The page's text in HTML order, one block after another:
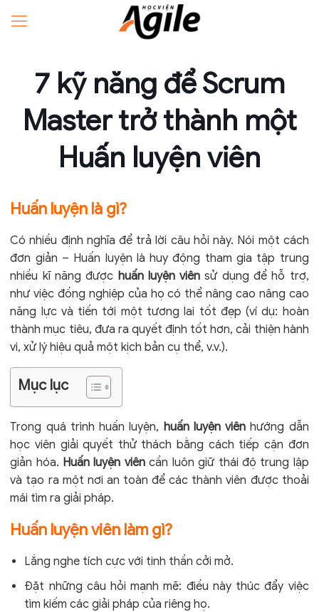
7 kỹ năng để Scrum
Master trở thành một
Huấn luyện viên
Huấn luyện là gì?
Có nhiều định nghĩa để trả lời câu hỏi này. Nói một cách
đơn giản – Huấn luyện là huy động tham gia tập trung
nhiều kĩ năng được huấn luyện viên sử dụng để hỗ trợ,
như việc đồng nghiệp của họ có thể nâng cao nâng cao
năng lực và tiến tới một tương lai tốt đẹp (ví dụ: hoàn
thành mục tiêu, đưa ra quyết định tốt hơn, cải thiện hành
vi, xử lý hiệu quả một kịch bản cụ thể, v.v.).
Mục lục
Trong quá trình huấn luyện, huấn luyện viên hướng dẫn
học viên giải quyết thử thách bằng cách tiếp cận đơn
giản hóa. Huấn luyện viêncần luôn giữ thái độ trung lập
và tạo ra một nơi an toàn để các thành viên được thoải
mái tìm ra giải pháp.
Huấn luyện viên làm gì?
Lắng nghe tích cực với tinh thần cởi mở.
Đặt những câu hỏi mạnh mẽ: điều này thúc đẩy việc
tìm kiếm các giải pháp của riêng họ.